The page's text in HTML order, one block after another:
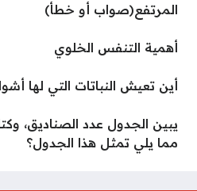
المرتفع(صواب أو خطأ)
أهمية التنفس الخلوي
أين تعيش النباتات التي لها
يبين الجدول عدد الصناديق،
مما يلي تمثل هذا الجدول؟